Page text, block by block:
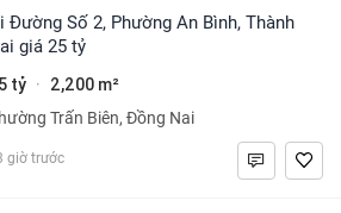
giá 25 tỷ
tỷ · 2,200 m²
Trấn Biên, Đồng Nai
giờ trước